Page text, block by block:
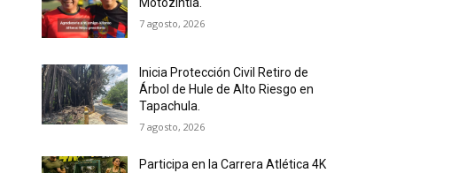
Motozintla.
7 agosto, 2026
Inicia Protección Civil Retiro de
Árbol de Hule de Alto Riesgo en
Tapachula.
7 agosto, 2026
Participa en la Carrera Atlética 4K